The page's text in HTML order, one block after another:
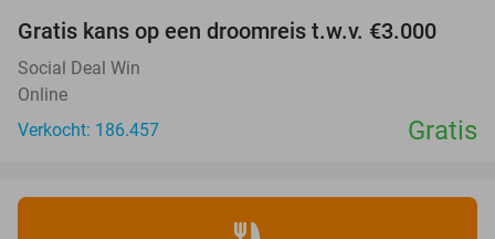
Gratis kans op een droomreis t.w.v. €3.000
Social Deal Win
Online
Verkocht: 186.457
Gratis